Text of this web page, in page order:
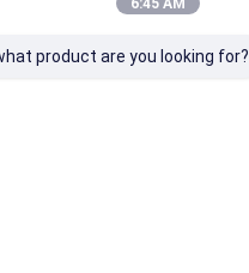
6:45 AM
product are you looking for?